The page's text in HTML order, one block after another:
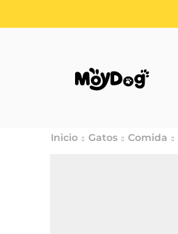
Inicio Gatos Comida